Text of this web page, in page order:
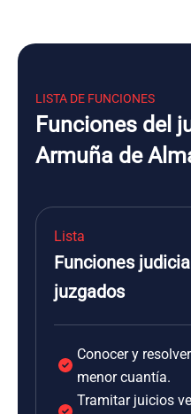
LISTA DE FUNCIONES
Funciones del
Armuña de
Lista
Funciones
juzgados
Conocer y
menor cuantía.
Tramitar juicios